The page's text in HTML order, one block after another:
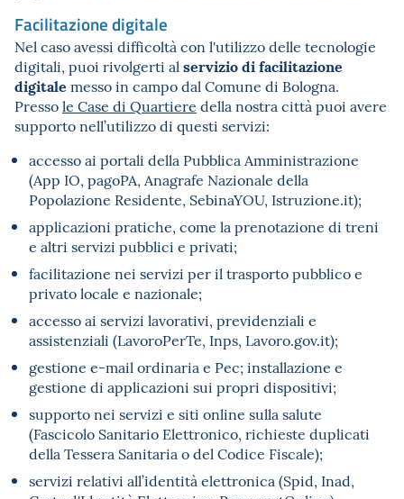
Facilitazione digitale
Nel caso avessi difficoltà con l'utilizzo delle tecnologie
digitali, puoi rivolgerti alservizio di facilitazione
digitale messo in campo dal Comune di Bologna.
Pressole Case di Quartiere della nostra città puoi avere
supporto nell’utilizzo di questi servizi:
accesso ai portali della Pubblica Amministrazione
(App IO, pagoPA, Anagrafe Nazionale della
Popolazione Residente, SebinaYOU, Istruzione.it);
applicazioni pratiche, come la prenotazione di treni
e altri servizi pubblici e privati;
facilitazione nei servizi per il trasporto pubblico e
privato locale e nazionale;
accesso ai servizi lavorativi, previdenziali e
assistenziali (LavoroPerTe, Inps, Lavoro.gov.it);
gestione e-mail ordinaria e Pec; installazione e
gestione di applicazioni sui propri dispositivi;
supporto nei servizi e siti online sulla salute
(Fascicolo Sanitario Elettronico, richieste duplicati
della Tessera Sanitaria o del Codice Fiscale);
servizi relativi all’identità elettronica (Spid, Inad,